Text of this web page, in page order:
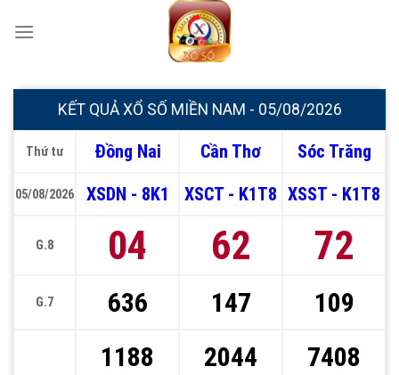
đến
KẾT QUẢ XỔ SỐ MIỀN NAM - 05/08/2026
Thứ tư
05/08/2026
G.8
G.7
Đồng Nai
XSDN - 8K1
04
636
1188
Cần Thơ
XSCT - K1T8
62
147
2044
Sóc Trăng
XSST - K1T8
72
109
7408